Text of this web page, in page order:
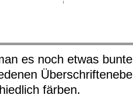
es noch etwas
färben.